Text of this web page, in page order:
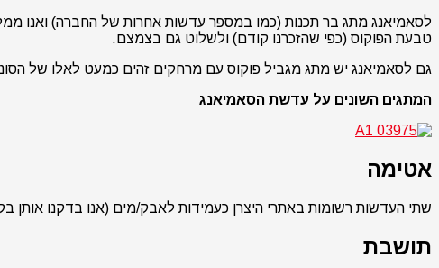
לסאמיאנג מתג בר תכנות (כמו במספר עדשות אחרות של החברה) ואנו
טבעת הפוקוס (כפי שהזכרנו קודם) ולשלוט גם בצמצם.
גם לסאמיאנג יש מתג מגביל פוקוס עם מרחקים זהים כמעט לאלו של הסוני
המתגים השונים על עדשת הסאמיאנג
אטימה
שתי העדשות רשומות באתרי היצרן כעמידות לאבק/מים (אנו בדקנו
תושבת